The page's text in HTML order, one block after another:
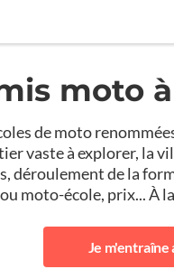
moto
de moto
vaste à explorer, la
déroulement de la
moto-école, prix... À
Je m'entraîne